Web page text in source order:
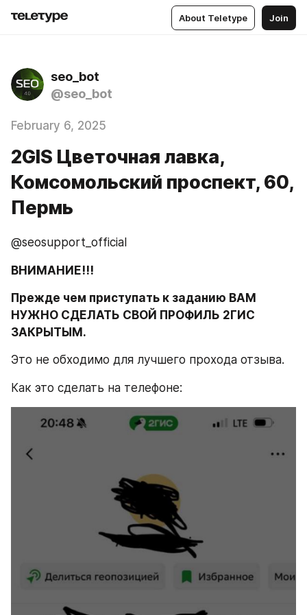
About Teletype Join
seo_bot
@seo_bot
February 6, 2025
2GIS Цветочная лавка, ​​
Комсомольский проспект, 60,
Пермь
@seosupport_official
ВНИМАНИЕ!!!
Прежде чем приступать к заданию ВАМ
НУЖНО СДЕЛАТЬ СВОЙ ПРОФИЛЬ 2ГИС
ЗАКРЫТЫМ.
Это не обходимо для лучшего прохода отзыва.
Как это сделать на телефоне: